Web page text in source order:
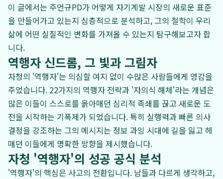
이 글에서는 주언규PD가 어떻게 자기계발 시장의 새로운 표준
을 만들어가고 있는지 심층적으로 분석하고, 그의 철학이 우리
삶에 어떤 실질적인 변화를 가져올 수 있는지 탐구해보고자 합
니다.
역행자 신드롬, 그 빛과 그림자
자청의 '역행자'는 의심할 여지 없이 수많은 사람들에게 영감을
주었습니다. 22가지의 역행자 전략과 '자의식 해체'라는 개념은
많은 이들이 스스로를 옭아매던 심리적 족쇄를 끊고 새로운 도
전을 시작하는 기폭제가 되었습니다. 특히 실행력과 빠른 의사
결정을 강조하는 그의 메시지는 정보 과잉 시대에 길을 잃고 헤
매던 이들에게 명확한 방향을 제시했습니다.
자청 '역행자'의 성공 공식 분석
'역행자'의 핵심은 사고의 전환입니다. 남들과 다르게 생각하고,